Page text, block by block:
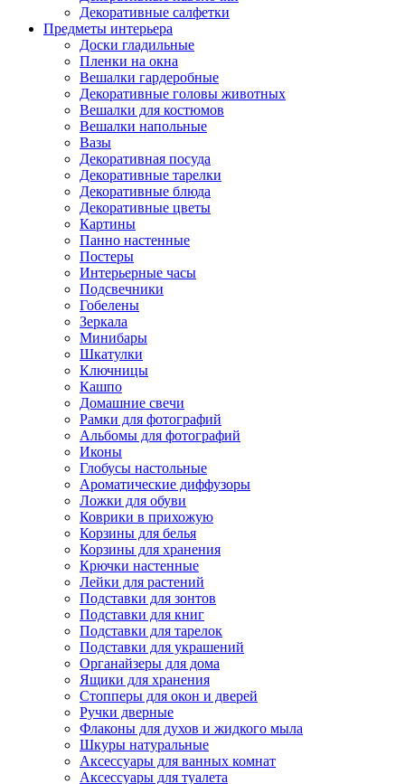
Декоративные салфетки
Предметы интерьера
Доски гладильные
Пленки на окна
Вешалки гардеробные
Декоративные головы животных
Вешалки для костюмов
Вешалки напольные
Вазы
Декоративная посуда
Декоративные тарелки
Декоративные блюда
Декоративные цветы
Картины
Панно настенные
Постеры
Интерьерные часы
Подсвечники
Гобелены
Зеркала
Минибары
Шкатулки
Ключницы
Кашпо
Домашние свечи
Рамки для фотографий
Альбомы для фотографий
Иконы
Глобусы настольные
Ароматические диффузоры
Ложки для обуви
Коврики в прихожую
Корзины для белья
Корзины для хранения
Крючки настенные
Лейки для растений
Подставки для зонтов
Подставки для книг
Подставки для тарелок
Подставки для украшений
Органайзеры для дома
Ящики для хранения
Стопперы для окон и дверей
Ручки дверные
Флаконы для духов и жидкого мыла
Шкуры натуральные
Аксессуары для ванных комнат
Аксессуары для туалета